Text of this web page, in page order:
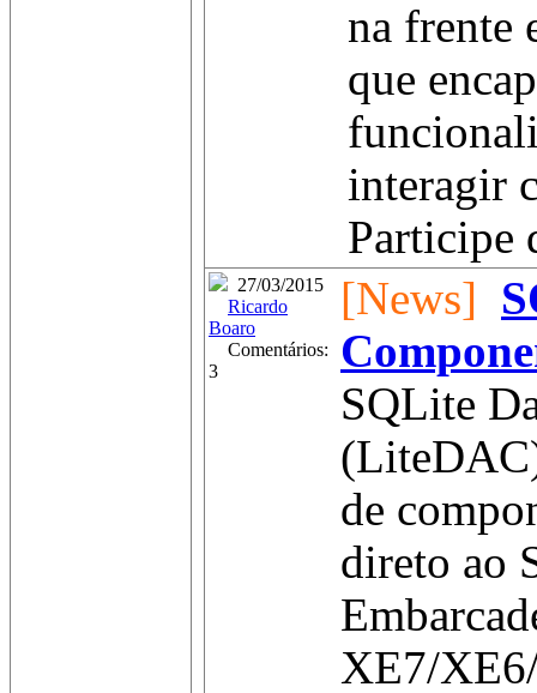
na frente
que
interagir
Participe
27/03/2015
Ricardo
Boaro
Comentários:
3
[News]
SQLite
de
direto ao
XE7/